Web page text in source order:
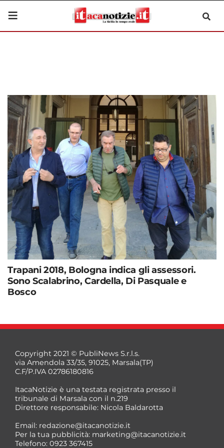
Trapani 2018, Bologna indica gli assessori.
Sono Scalabrino, Cardella, Di Pasquale e
Bosco
Copyright 2021 © PubliNews S.r.l.s.
via Amendola 33/35, 91025, Marsala(TP)
C.F/P.IVA 02786180816
ItacaNotizie è una testata registrata presso il
tribunale di Marsala con il n.219
Direttore responsabile: Nicola Baldarotta
Email: redazione@itacanotizie.it
Per la tua pubblicità: marketing@itacanotizie.it
Telefono: 0923 367415